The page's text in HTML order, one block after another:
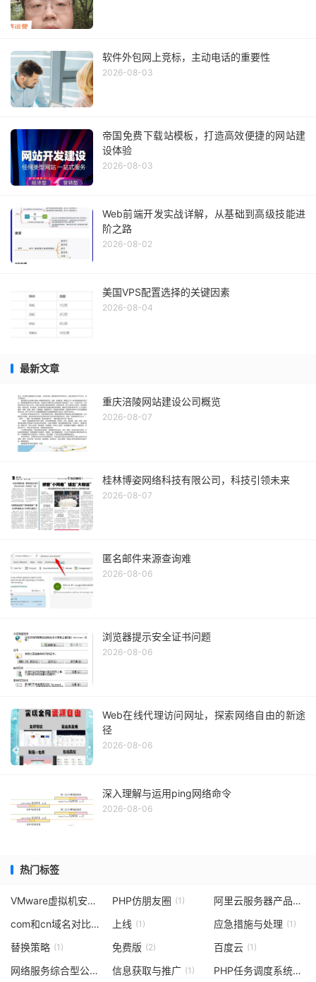
软件外包网上竞标，主动电话的重要性
2026-08-03
帝国免费下载站模板，打造高效便捷的网站建
设体验
2026-08-03
Web前端开发实战详解，从基础到高级技能进
阶之路
2026-08-02
美国VPS配置选择的关键因素
2026-08-04
最新文章
重庆涪陵网站建设公司概览
2026-08-07
桂林博姿网络科技有限公司，科技引领未来
2026-08-07
匿名邮件来源查询难
2026-08-06
浏览器提示安全证书问题
2026-08-06
Web在线代理访问网址，探索网络自由的新途
径
2026-08-06
深入理解与运用ping网络命令
2026-08-06
热门标签
VMware虚拟机安装系统步骤 (1)
PHP仿朋友圈 (1) 阿里云服务器产品配置
com和cn域名对比
(1) 上线 (1) 应急措施与处理 (1)
替换策略 (1) 免费版 (2) 百度云 (1)
网络服务综合型公司 (1)信息获取与推广 (1) PHP任务调度系统
(1)